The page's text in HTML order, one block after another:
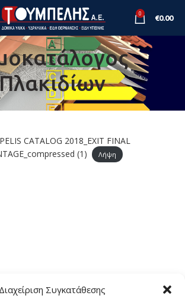
Διαχείριση Συγκατάθεσης
0 €0.00
CATALOG 2018_EXIT FINAL
(1)
Λήψη